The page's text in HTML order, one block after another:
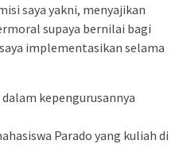
saya yakni, menyajikan
supaya bernilai bagi
implementasikan selama
kepengurusannya
Parado yang kuliah di